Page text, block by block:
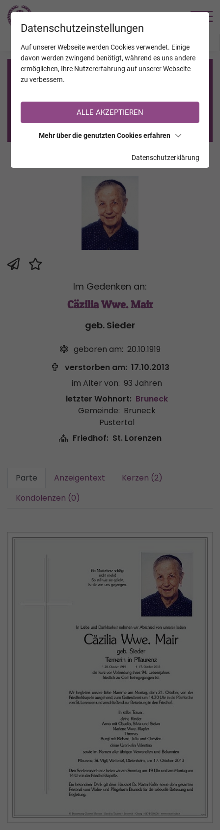
Registrierung auf TrauerHilfe.it
Sie sind noch nicht auf TrauerHilfe.it registriert?
>> zur kostenlosen Registrierung <<
Im Gedenken an:
Cäzilia Wwe. Mair
geb. Sieder
geboren am: 20.10.1919
verstorben am: 17.10.2013
im Alter von: 93 Jahren
letzter Wohnort: Bruneck
Gemeinde: Bruneck
Pustertal
Friedhof: St. Lorenzen
Parte Anzeigentext
Kerzen (2)
Kondolenzen (0)
Datenschutzeinstellungen
Auf unserer Webseite werden Cookies verwendet. Einige
davon werden zwingend benötigt, während es uns andere
ermöglichen, Ihre Nutzererfahrung auf unserer Webseite
zu verbessern.
ALLE AKZEPTIEREN
Mehr über die genutzten Cookies erfahren
Datenschutzerklärung
JAHRESTAGE KALENDER VERSTORBENE